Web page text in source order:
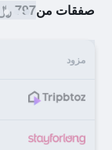
صفقات من797 ﷼
مزود